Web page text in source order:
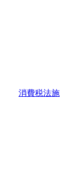
消費税法施